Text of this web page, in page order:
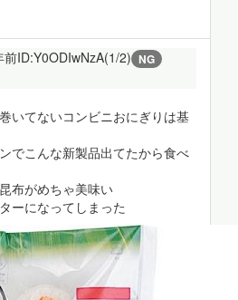
前ID:Y0ODIwNzA(1/2) NG
いてないコンビニおにぎりは基
でこんな新製品出てたから食べ
布がめちゃ美味い
ーになってしまった